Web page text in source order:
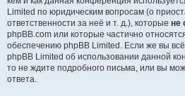
Limited по юридическим вопросам (о
ответственности за неё и т. д.), которые не
phpBB.com или которые частично
обеспечению phpBB Limited. Если же вы
phpBB Limited об использовании данной
то не ждите подробного письма, или вы
ответа.